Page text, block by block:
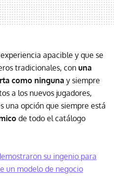
apacible y que se
tradicionales, con una
como ninguna y siempre
a los nuevos jugadores,
una opción que siempre está
de todo el catálogo
su ingenio para
un modelo de negocio